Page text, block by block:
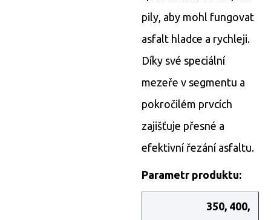
pily, aby mohl fungovat
asfalt hladce a rychleji.
Díky své speciální
mezeře v segmentu a
pokročilém prvcích
zajišťuje přesné a
efektivní řezání asfaltu.
Parametr produktu:
350, 400,